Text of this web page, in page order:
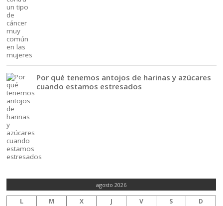
Por qué tenemos antojos de harinas y azúcares
cuando estamos estresados
agosto 2026
L M X J V S D